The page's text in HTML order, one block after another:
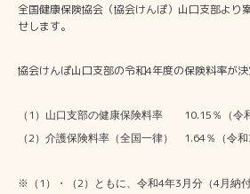
全国健康保険協会（協会けんぽ）山口支部より
せします。
協会けんぽ山口支部の令和4年度の保険料率が決
（ 1 ）山口支部の健康保険料率 10.15 ％（令
（2 ）介護保険料率（全国一律） 1.64％（令和
※（ 1 ）・（2 ）ともに、令和4年3 月分（4月納